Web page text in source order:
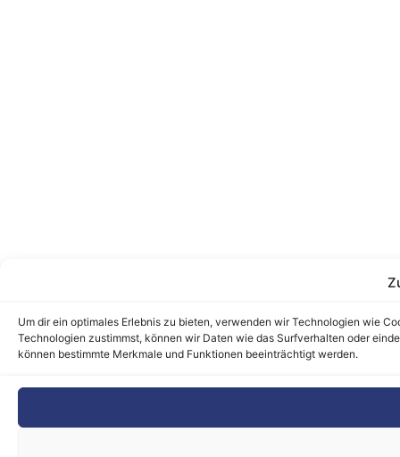
Um dir ein optimales Erlebnis zu bieten, verwenden wir Technologien wie
Technologien zustimmst, können wir Daten wie das Surfverhalten oder
können bestimmte Merkmale und Funktionen beeinträchtigt werden.